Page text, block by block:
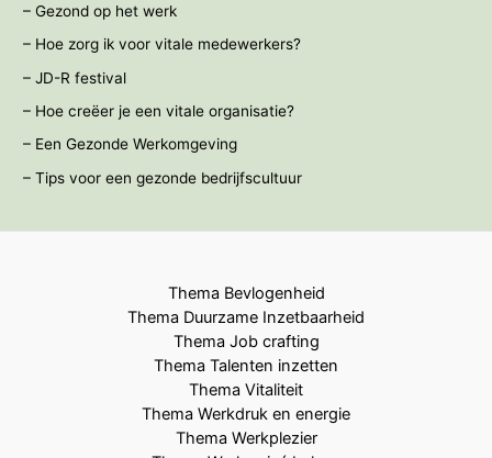
– Gezond op het werk
– Hoe zorg ik voor vitale medewerkers?
– JD-R festival
– Hoe creëer je een vitale organisatie?
– Een Gezonde Werkomgeving
– Tips voor een gezonde bedrijfscultuur
Thema Bevlogenheid
Thema Duurzame Inzetbaarheid
Thema Job crafting
Thema Talenten inzetten
Thema Vitaliteit
Thema Werkdruk en energie
Thema Werkplezier